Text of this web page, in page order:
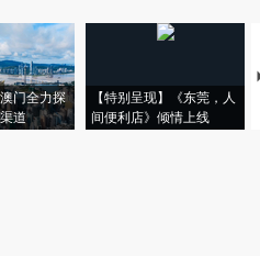
门全力探
道
【特别呈现】《东莞，人
间便利店》倾情上线